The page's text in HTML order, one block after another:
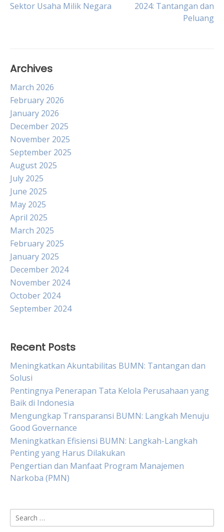
navigation
Sektor Usaha Milik Negara
2024: Tantangan dan
Peluang
Archives
March 2026
February 2026
January 2026
December 2025
November 2025
September 2025
August 2025
July 2025
June 2025
May 2025
April 2025
March 2025
February 2025
January 2025
December 2024
November 2024
October 2024
September 2024
Recent Posts
Meningkatkan Akuntabilitas BUMN: Tantangan dan
Solusi
Pentingnya Penerapan Tata Kelola Perusahaan yang
Baik di Indonesia
Mengungkap Transparansi BUMN: Langkah Menuju
Good Governance
Meningkatkan Efisiensi BUMN: Langkah-Langkah
Penting yang Harus Dilakukan
Pengertian dan Manfaat Program Manajemen
Narkoba (PMN)
Search
for: